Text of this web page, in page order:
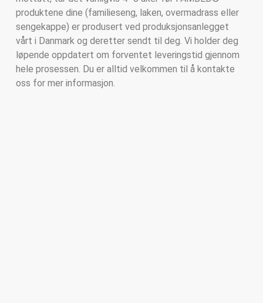
produktene dine (familieseng, laken, overmadrass eller
sengekappe) er produsert ved produksjonsanlegget
vårt i Danmark og deretter sendt til deg. Vi holder deg
løpende oppdatert om forventet leveringstid gjennom
hele prosessen. Du er alltid velkommen til å kontakte
oss for mer informasjon.